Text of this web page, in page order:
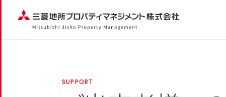
SUPPORT